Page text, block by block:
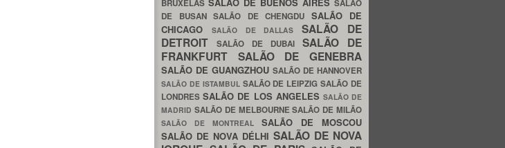
BRUXELAS
SALÃO
DE BUSAN SALÃO DE CHENGDU SALÃO DE
CHICAGO
SALÃO DE DALLASSALÃO DE
DETROIT
SALÃO DE DUBAI SALÃO DE
FRANKFURT SALÃO DE GENEBRA
SALÃO DE GUANGZHOU SALÃO DE HANNOVER
SALÃO DE ISTAMBUL SALÃO DE LEIPZIGSALÃO DE
LONDRESSALÃO DE LOS ANGELES SALÃO DE
MADRID SALÃO DE MELBOURNESALÃO DE MILÃO
SALÃO DE MONTREAL SALÃO DE MOSCOU
SALÃO DE NOVA DÉLHI SALÃO DE NOVA